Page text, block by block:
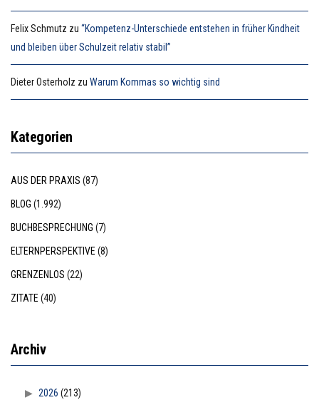
Felix Schmutz zu “Kompetenz-Unterschiede entstehen in früher Kindheit
und bleiben über Schulzeit relativ stabil”
Dieter Osterholz zu Warum Kommas so wichtig sind
Kategorien
AUS DER PRAXIS (87)
BLOG (1.992)
BUCHBESPRECHUNG (7)
ELTERNPERSPEKTIVE (8)
GRENZENLOS (22)
ZITATE (40)
Archiv
2026 (213)